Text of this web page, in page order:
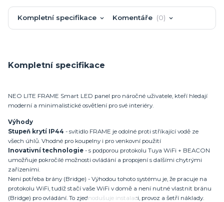
Kompletní specifikace Komentáře 0
Kompletní specifikace
NEO LITE FRAME Smart LED panel pro náročné uživatele, kteří hledají
moderní a minimalistické osvětlení pro své interiéry.
Výhody
Stupeň krytí IP44 - svítidlo FRAME je odolné proti stříkající vodě ze
všech úhlů. Vhodné pro koupelny i pro venkovní použití
Inovativní technologie - s podporou protokolu Tuya WiFi + BEACON
umožňuje pokročilé možnosti ovládání a propojení s dalšími chytrými
zařízeními.
Není potřeba brány (Bridge) - Výhodou tohoto systému je, že pracuje na
protokolu WiFi, tudíž stačí vaše WiFi v domě a není nutné vlastnit bránu
(Bridge) pro ovládání. To zjednodušuje instalaci, provoz a šetří náklady.